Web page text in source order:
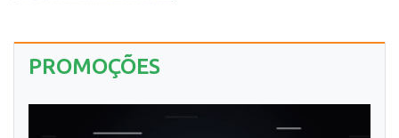
PROMOÇÕES